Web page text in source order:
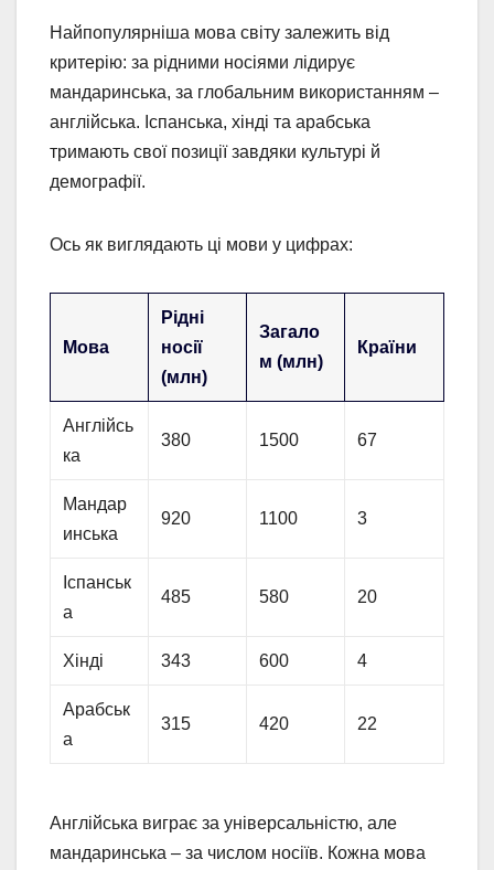
Найпопулярніша мова світу залежить від
критерію: за рідними носіями лідирує
мандаринська, за глобальним використанням –
англійська. Іспанська, хінді та арабська
тримають свої позиції завдяки культурі й
демографії.
Ось як виглядають ці мови у цифрах:
Мова
Рідні
носії
(млн)
Загало
м (млн)
Країни
Англійсь
ка
380 1500 67
Мандар
инська
920 1100 3
Іспанськ
а
485 580 20
Хінді 343 600 4
Арабськ
а
315 420 22
Англійська виграє за універсальністю, але
мандаринська – за числом носіїв. Кожна мова